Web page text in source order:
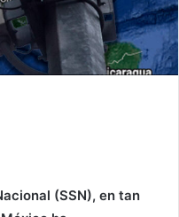
(SSN), en tan